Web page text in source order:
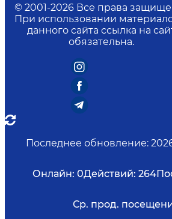
© 2001-2026 Все права
При использовании
данного сайта ссылка на
обязательна.
Последнее обновление:
Онлайн: 0Действий: 264
Ср. прод.